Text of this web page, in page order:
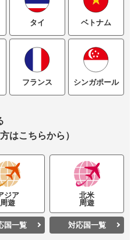
タイ ベトナム
フランス シンガポール
はこちらから）
ジア
周遊
国一覧
北米
周遊
対応国一覧